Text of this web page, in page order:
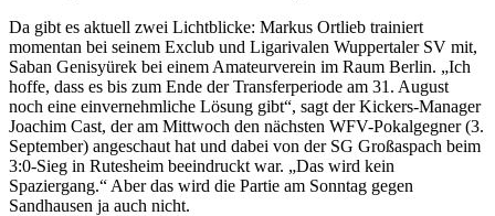
Da gibt es aktuell zwei Lichtblicke: Markus Ortlieb trainiert
momentan bei seinem Exclub und Ligarivalen Wuppertaler SV mit,
Saban Genisyürek bei einem Amateurverein im Raum Berlin. „Ich
hoffe, dass es bis zum Ende der Transferperiode am 31. August
noch eine einvernehmliche Lösung gibt“, sagt der Kickers-Manager
Joachim Cast, der am Mittwoch den nächsten WFV-Pokalgegner (3.
September) angeschaut hat und dabei von der SG Großaspach beim
3:0-Sieg in Rutesheim beeindruckt war. „Das wird kein
Spaziergang.“ Aber das wird die Partie am Sonntag gegen
Sandhausen ja auch nicht.